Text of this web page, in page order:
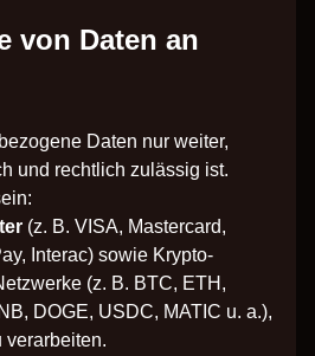
von Daten an
Daten nur weiter,
und rechtlich zulässig ist.
(z. B. VISA, Mastercard,
Interac) sowie Krypto-
(z. B. BTC, ETH,
DOGE, USDC, MATIC u. a.),
verarbeiten.